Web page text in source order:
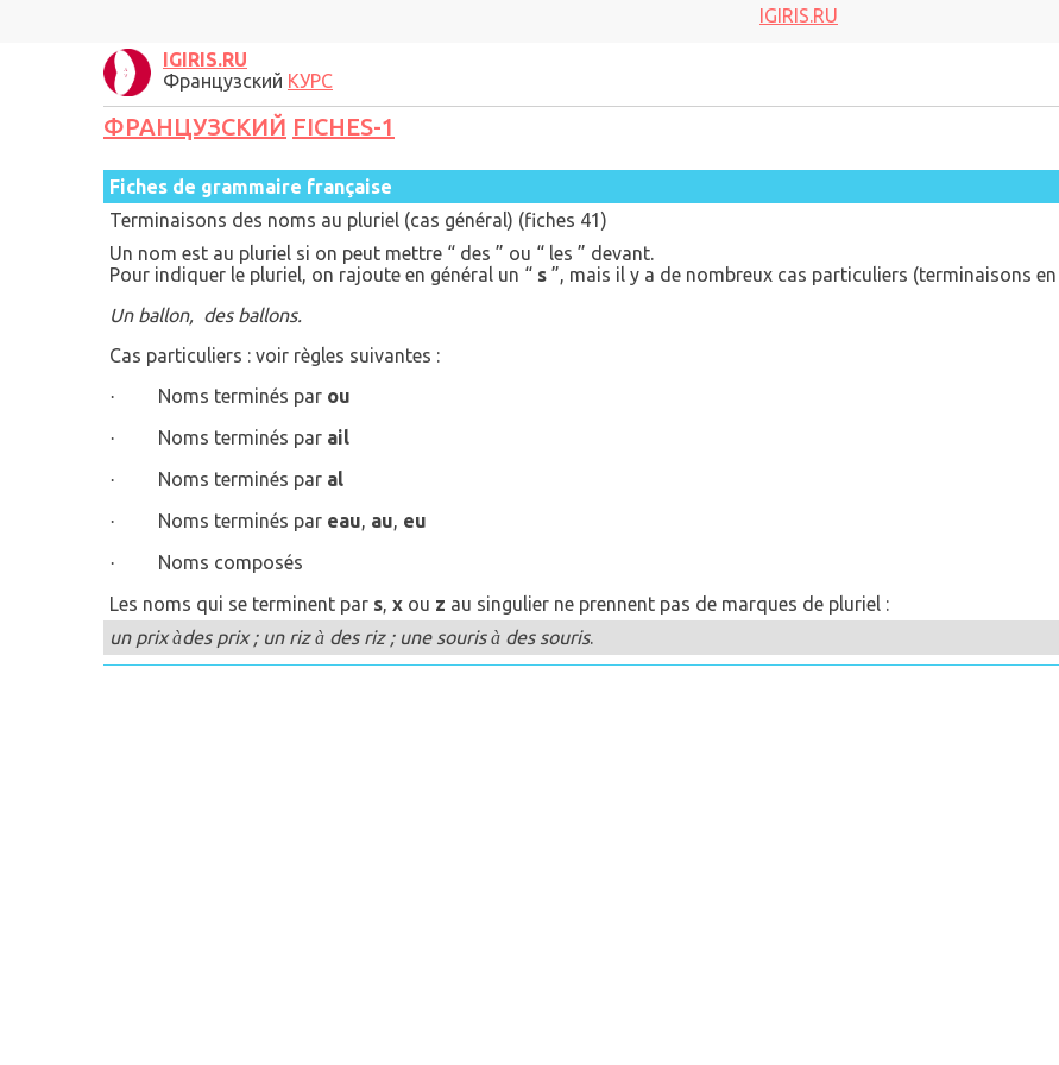
IGIRIS.RU
IGIRIS.RU
Французский КУРС
ФРАНЦУЗСКИЙ FICHES-1
Fiches de grammaire française
Terminaisons des noms au pluriel (cas général) (fiches 41)
Un nom est au pluriel si on peut mettre “ des ” ou “ les ” devant.
Pour indiquer le pluriel, on rajoute en général un “ s ”, mais il y a de nombreux cas particuliers (terminaisons
Un ballon, des ballons.
Cas particuliers : voir règles suivantes :
· Noms terminés par ou
· Noms terminés par ail
· Noms terminés par al
· Noms terminés par eau, au, eu
·
Noms composés
Les noms qui se terminent par s, x ou z au singulier ne prennent pas de marques de pluriel :
un prixàdes prix ; un rizà des riz ; une sourisà des souris.